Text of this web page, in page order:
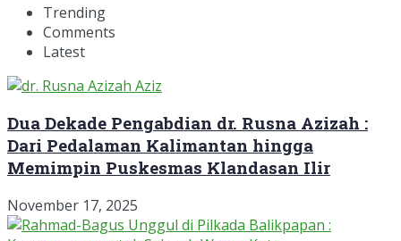
Trending
Comments
Latest
Dua Dekade Pengabdian dr. Rusna Azizah :
Dari Pedalaman Kalimantan hingga
Memimpin Puskesmas Klandasan Ilir
November 17, 2025